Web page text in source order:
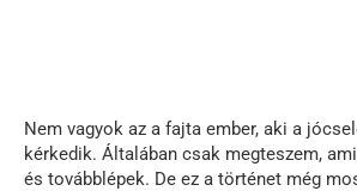
Nem vagyok az a fajta ember, aki a
kérkedik. Általában csak megteszem,
és továbblépek. De ez a történet még